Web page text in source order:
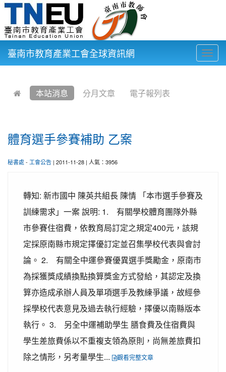
臺南市教育產業工會全球資訊網
本站消息 分月文章 電子報列表
體育選手參賽補助 乙案
秘書處- 工會公告 | 2011-11-28 | 人氣：3956
轉知: 新市國中 陳英共組長 陳情 「本市選手參賽及
訓練需求」一案 說明: 1. 有關學校體育團隊外縣
市參賽住宿費，依教育局訂定之規定400元，該規
定採原南縣市規定擇優訂定並召集學校代表與會討
論。 2. 有關全中運參賽優異選手獎勵金，原南市
為採獲獎成績換點換算獎金方式發給，其認定及換
算亦造成承辦人員及單項選手及教練爭議，故經參
採學校代表意見及過去執行經驗，擇優以南縣版本
執行。 3. 另全中運補助學生 膳食費及住宿費與
學生差旅費係以不重複支領為原則，尚無差旅費扣
除之情形，另考量學生...
觀看完整文章